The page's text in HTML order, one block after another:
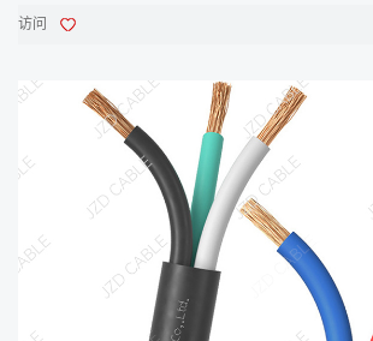
和安全保障都至关重要。无论是工业电力配置、
访问